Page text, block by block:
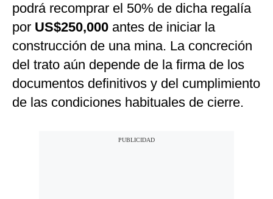
podrá recomprar el 50% de dicha regalía
por US$250,000 antes de iniciar la
construcción de una mina. La concreción
del trato aún depende de la firma de los
documentos definitivos y del cumplimiento
de las condiciones habituales de cierre.